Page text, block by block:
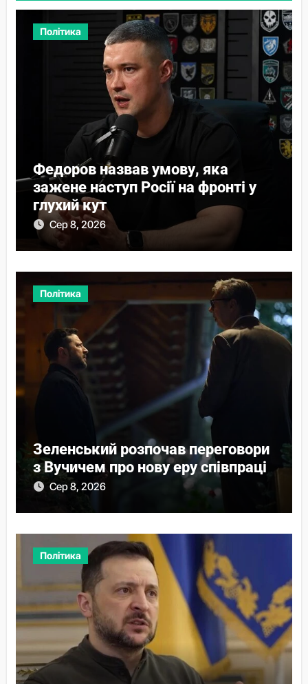
Політика
Федоров назвав умову, яка
зажене наступ Росії на фронті у
глухий кут
Сер 8, 2026
Політика
Зеленський розпочав переговори
з Вучичем про нову еру співпраці
Сер 8, 2026
Політика